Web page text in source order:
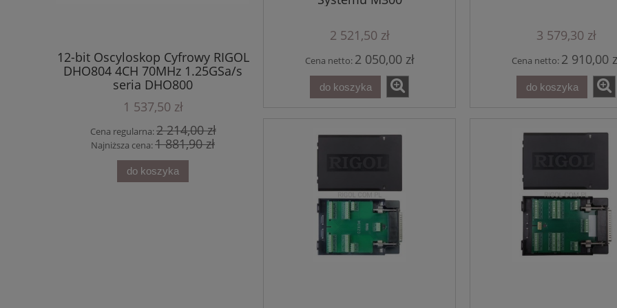
12-bit Oscyloskop Cyfrowy RIGOL
DHO804 4CH 70MHz 1.25GSa/s
seria DHO800
1 537,50 zł
Cena regularna:2 214,00 zł
Najniższa cena:1 881,90 zł
do koszyka
12-bit Oscyloskop RIGOL
DHO924S 4CH 250MHz 1.25GSa/s
+ 1 CH 25MHz AWG seria
Generator Arbitralny RIGOL
DG5252 Pro - 2CH izolowane
250MHz 2.5 GSa/s 16bit seria
2 521,50 zł
Cena netto: 2 050,00 zł
do koszyka
3 579,30 zł
Cena netto: 2 910,00
do koszyka